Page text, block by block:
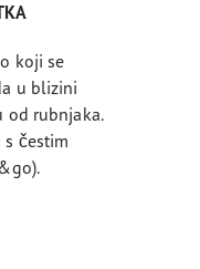
koji se
u blizini
rubnjaka.
čestim